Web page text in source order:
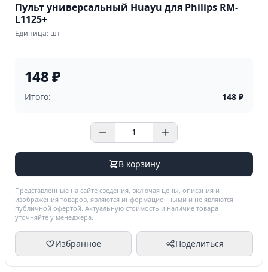
Пульт универсальный Huayu для Philips RM-
L1125+
Единица: шт
148 ₽
Итого: 148 ₽
В корзину
Представленные на сайте сведения, включая цены, описания и
изображения товаров, являются информационными и не являются
публичной офертой. Актуальную стоимость и наличие товара
уточняйте у менеджера.
Избранное Поделиться